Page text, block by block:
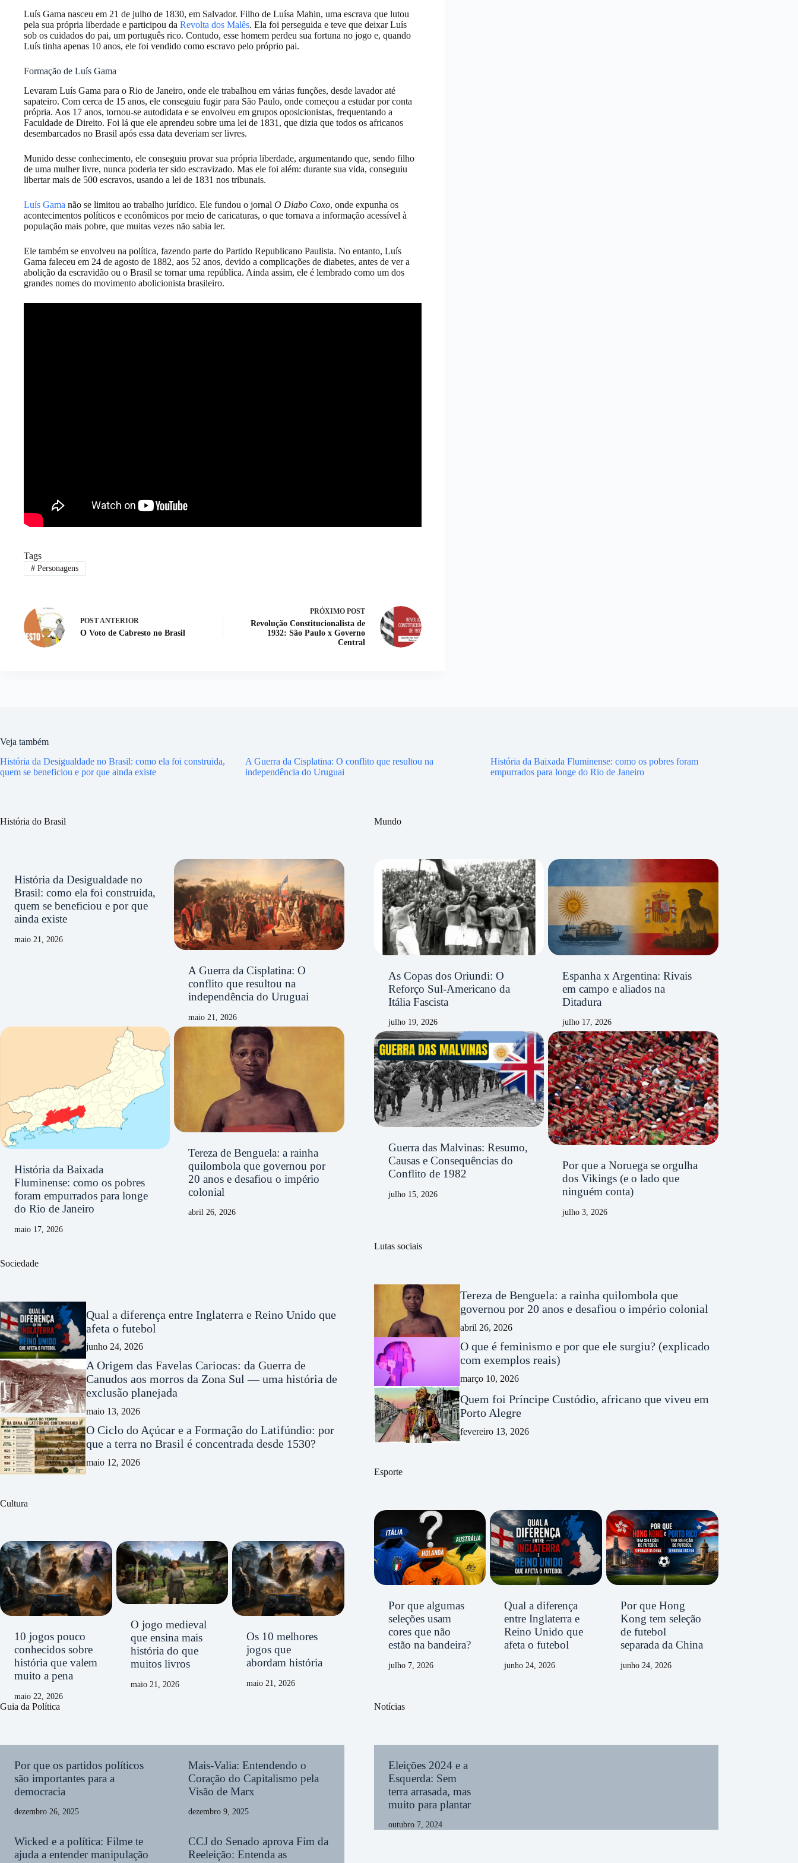
Luís Gama nasceu em 21 de julho de 1830, em Salvador. Filho de Luísa Mahin, uma escrava que lutou
pela sua própria liberdade e participou da Revolta dos Malês. Ela foi perseguida e teve que deixar Luís
sob os cuidados do pai, um português rico. Contudo, esse homem perdeu sua fortuna no jogo e, quando
Luís tinha apenas 10 anos, ele foi vendido como escravo pelo próprio pai.
Formação de Luís Gama
Levaram Luís Gama para o Rio de Janeiro, onde ele trabalhou em várias funções, desde lavador até
sapateiro. Com cerca de 15 anos, ele conseguiu fugir para São Paulo, onde começou a estudar por conta
própria. Aos 17 anos, tornou-se autodidata e se envolveu em grupos oposicionistas, frequentando a
Faculdade de Direito. Foi lá que ele aprendeu sobre uma lei de 1831, que dizia que todos os africanos
desembarcados no Brasil após essa data deveriam ser livres.
Munido desse conhecimento, ele conseguiu provar sua própria liberdade, argumentando que, sendo filho
de uma mulher livre, nunca poderia ter sido escravizado. Mas ele foi além: durante sua vida, conseguiu
libertar mais de 500 escravos, usando a lei de 1831 nos tribunais.
Luís Gama não se limitou ao trabalho jurídico. Ele fundou o jornal O Diabo Coxo, onde expunha os
acontecimentos políticos e econômicos por meio de caricaturas, o que tornava a informação acessível à
população mais pobre, que muitas vezes não sabia ler.
Ele também se envolveu na política, fazendo parte do Partido Republicano Paulista. No entanto, Luís
Gama faleceu em 24 de agosto de 1882, aos 52 anos, devido a complicações de diabetes, antes de ver a
abolição da escravidão ou o Brasil se tornar uma república. Ainda assim, ele é lembrado como um dos
grandes nomes do movimento abolicionista brasileiro.
Tags
#Personagens
POSTANTERIOR
O Voto de Cabresto no Brasil
PRÓXIMO POST
Revolução Constitucionalista de
1932: São Paulo x Governo
Central
Veja também
História da Desigualdade no Brasil: como ela foi construida,
quem se beneficiou e por que ainda existe
A Guerra da Cisplatina: O conflito que resultou na
independência do Uruguai
História da Baixada Fluminense: como os pobres foram
empurrados para longe do Rio de Janeiro
História do Brasil
História da Desigualdade no
Brasil: como ela foi construida,
quem se beneficiou e por que
ainda existe
maio 21, 2026
A Guerra da Cisplatina: O
conflito que resultou na
independência do Uruguai
maio 21, 2026
História da Baixada
Fluminense: como os pobres
foram empurrados para longe
do Rio de Janeiro
maio 17, 2026
Tereza de Benguela: a rainha
quilombola que governou por
20 anos e desafiou o império
colonial
abril 26, 2026
Sociedade
Qual a diferença entre Inglaterra e Reino Unido que
afeta o futebol
junho 24, 2026
A Origem das Favelas Cariocas: da Guerra de
Canudos aos morros da Zona Sul — uma história de
exclusão planejada
maio 13, 2026
O Ciclo do Açúcar e a Formação do Latifúndio: por
que a terra no Brasil é concentrada desde 1530?
maio 12, 2026
Cultura
10 jogos pouco
conhecidos sobre
história que valem
muito a pena
maio 22, 2026
O jogo medieval
que ensina mais
história do que
muitos livros
maio 21, 2026
Os 10 melhores
jogos que
abordam história
maio 21, 2026
Mundo
As Copas dos Oriundi: O
Reforço Sul-Americano da
Itália Fascista
julho 19, 2026
Espanha x Argentina: Rivais
em campo e aliados na
Ditadura
julho 17, 2026
Guerra das Malvinas: Resumo,
Causas e Consequências do
Conflito de 1982
julho 15, 2026
Por que a Noruega se orgulha
dos Vikings (e o lado que
ninguém conta)
julho 3, 2026
Lutas sociais
Tereza de Benguela: a rainha quilombola que
governou por 20 anos e desafiou o império colonial
abril 26, 2026
O que é feminismo e por que ele surgiu? (explicado
com exemplos reais)
março 10, 2026
Quem foi Príncipe Custódio, africano que viveu em
Porto Alegre
fevereiro 13, 2026
Esporte
Por que algumas
seleções usam
cores que não
estão na bandeira?
julho 7, 2026
Qual a diferença
entre Inglaterra e
Reino Unido que
afeta o futebol
junho 24, 2026
Por que Hong
Kong tem seleção
de futebol
separada da China
junho 24, 2026
Guia da Política
Por que os partidos políticos
são importantes para a
democracia
dezembro 26, 2025
Mais-Valia: Entendendo o
Coração do Capitalismo pela
Visão de Marx
dezembro 9, 2025
Wicked e a política: Filme te
ajuda a entender manipulação
CCJ do Senado aprova Fim da
Reeleição: Entenda as
Notícias
Eleições 2024 e a
Esquerda: Sem
terra arrasada, mas
muito para plantar
outubro 7, 2024